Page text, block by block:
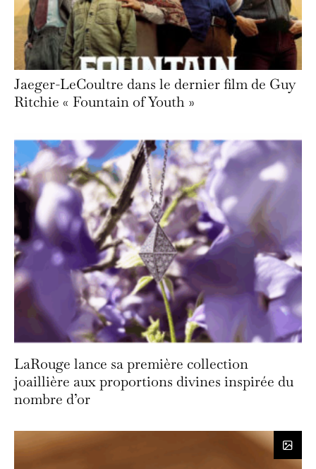
Jaeger-LeCoultre dans le dernier film de Guy
Ritchie « Fountain of Youth »
LaRouge lance sa première collection
joaillière aux proportions divines inspirée du
nombre d’or